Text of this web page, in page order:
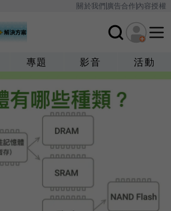
關於我們廣告合作內容授權
專題 影音 活動